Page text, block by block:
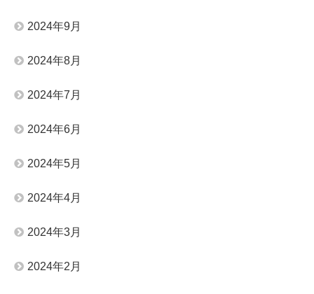
2024年9月
2024年8月
2024年7月
2024年6月
2024年5月
2024年4月
2024年3月
2024年2月